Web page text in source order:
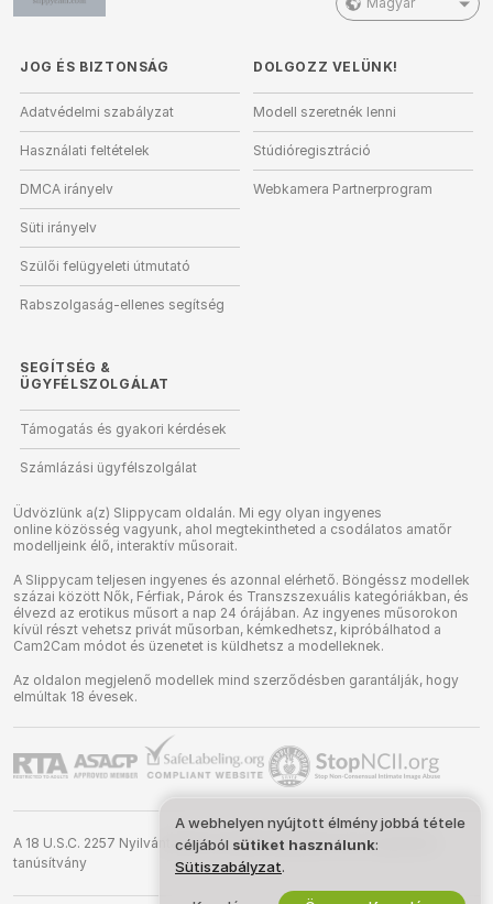
JOG ÉS BIZTONSÁG
Adatvédelmi szabályzat
Használati feltételek
DMCA irányelv
Süti irányelv
Szülői felügyeleti útmutató
Rabszolgaság-ellenes segítség
DOLGOZZ VELÜNK!
Modell szeretnék lenni
Stúdióregisztráció
Webkamera Partnerprogram
SEGÍTSÉG &
ÜGYFÉLSZOLGÁLAT
Támogatás és gyakori kérdések
Számlázási ügyfélszolgálat
Üdvözlünk a(z) Slippycam oldalán. Mi egy olyan ingyenes
online közösség vagyunk, ahol megtekintheted a csodálatos amatőr
modelljeink élő, interaktív műsorait.
A Slippycam teljesen ingyenes és azonnal elérhető. Böngéssz modellek
százai között Nők, Férfiak, Párok és Transzszexuális kategóriákban, és
élvezd az erotikus műsort a nap 24 órájában. Az ingyenes műsorokon
kívül részt vehetsz privát műsorban, kémkedhetsz, kipróbálhatod a
Cam2Cam módot és üzenetet is küldhetsz a modelleknek.
Az oldalon megjelenő modellek mind szerződésben garantálják, hogy
elmúltak 18 évesek.
A 18 U.S.C. 2257 Nyilvántartási követelményeknek való megfelelési
tanúsítvány
A webhelyen nyújtott élmény jobbá tétele
céljából sütiket használunk:
Sütiszabályzat.